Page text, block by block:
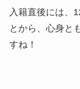
入籍直後には、
とから、心身と
すね！